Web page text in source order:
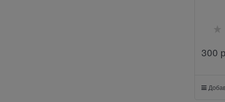
300